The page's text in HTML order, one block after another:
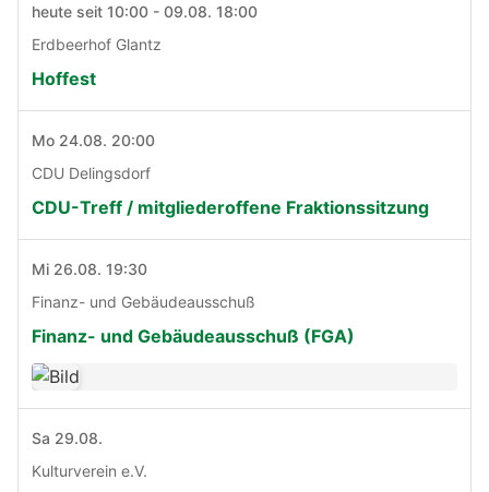
heute seit 10:00 - 09.08. 18:00
Erdbeerhof Glantz
Hoffest
Mo 24.08. 20:00
CDU Delingsdorf
CDU-Treff / mitgliederoffene Fraktionssitzung
Mi 26.08. 19:30
Finanz- und Gebäudeausschuß
Finanz- und Gebäudeausschuß (FGA)
Sa 29.08.
Kulturverein e.V.